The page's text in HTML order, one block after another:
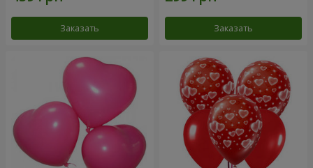
Заказать Заказать